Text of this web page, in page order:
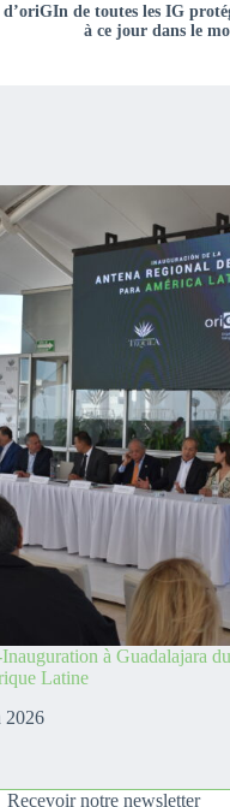
de toutes les IG
à ce jour dans le
à Guadalajara
Latine
2026
Recevoir notre newsletter